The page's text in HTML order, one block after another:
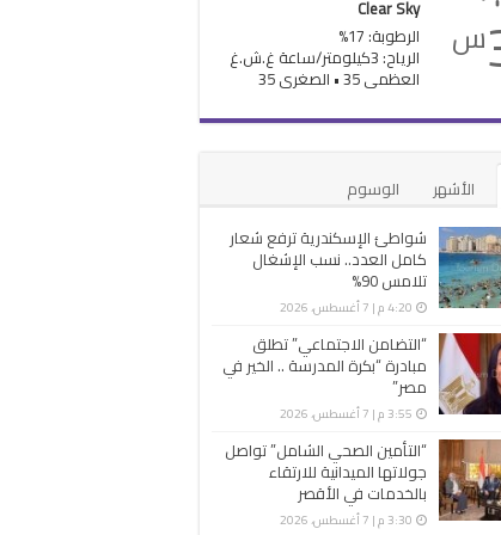
س
Clear Sky
الرطوبة: 17%
الرياح: 3كيلومتر/ساعة غ.ش.غ
العظمى 35 • الصغرى 35
الأشهر
الوسوم
شواطئ الإسكندرية ترفع شعار
كامل العدد.. نسب الإشغال
تلامس 90%
4:20 م | 7 أغسطس، 2026
“التضامن الاجتماعي” تطلق
مبادرة “بكرة المدرسة .. الخير في
مصر”
3:55 م | 7 أغسطس، 2026
“التأمين الصحي الشامل” تواصل
جولاتها الميدانية للارتقاء
بالخدمات في الأقصر
3:30 م | 7 أغسطس، 2026